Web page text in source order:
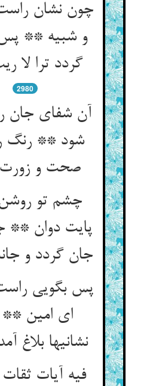
چون نشان
و شبیه **
گردد ترا لا
2980
آن شفای جان
شود ** رنگ
صحت و
چشم تو
پایت دوان **
جان گردد و
پس بگویی
ای امین **
نشانیها بلاغ
فیه آیات